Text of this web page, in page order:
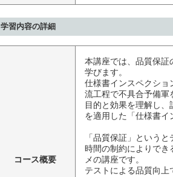
学習内容の詳細
コース概要
本講座では、品質保
学びます。
仕様書インスペクシ
流工程で不具合予備
目的と効果を理解し
を適用した「仕様書
「品質保証」という
時間の制約によりで
メの講座です。
テストによる品質向